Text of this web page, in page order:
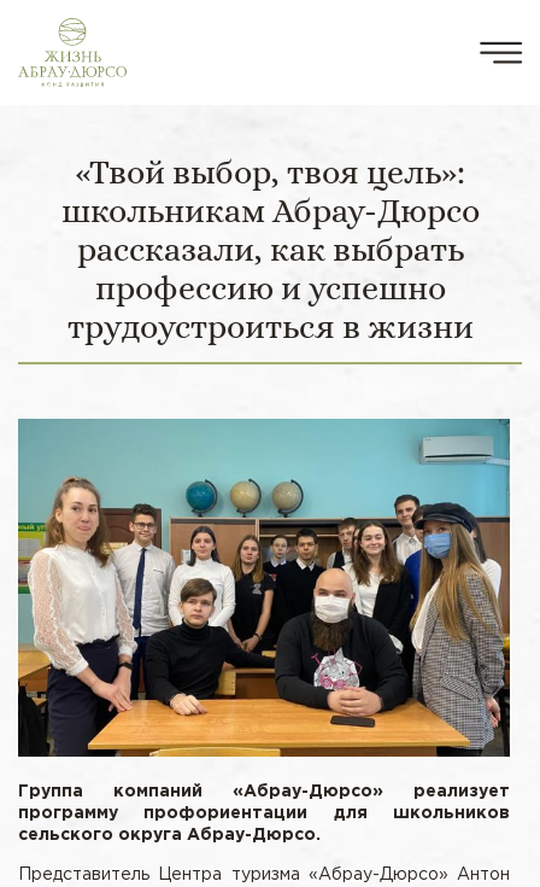
«Твой выбор, твоя цель»:
школьникам Абрау-Дюрсо
рассказали, как выбрать
профессию и успешно
трудоустроиться в жизни
Группа компаний «Абрау-Дюрсо» реализует
программу профориентации для школьников
сельского округа Абрау-Дюрсо.
Представитель Центра туризма «Абрау-Дюрсо» Антон